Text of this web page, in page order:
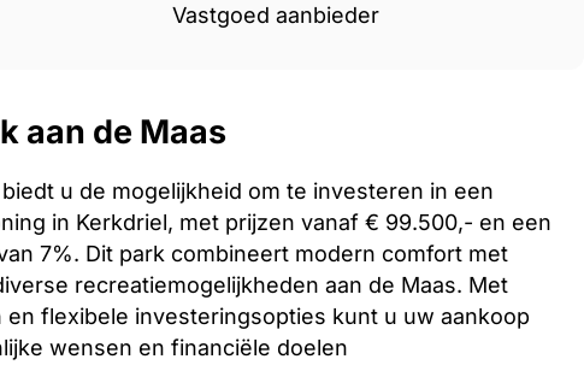
Vastgoed aanbieder
aan de Maas
u de mogelijkheid om te investeren in een
in Kerkdriel, met prijzen vanaf € 99.500,- en een
7%. Dit park combineert modern comfort met
recreatiemogelijkheden aan de Maas. Met
flexibele investeringsopties kunt u uw aankoop
wensen en financiële doelen